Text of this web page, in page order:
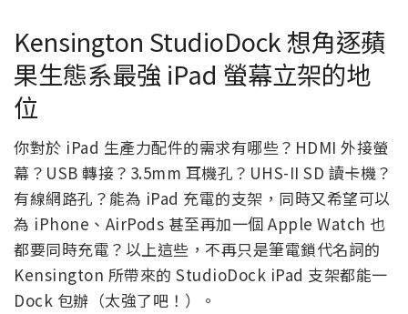
Kensington StudioDock 想角逐蘋
果生態系最強 iPad 螢幕立架的地
位
你對於 iPad 生產力配件的需求有哪些？HDMI 外接螢
幕？USB 轉接？3.5mm 耳機孔？UHS-II SD 讀卡機？
有線網路孔？能為 iPad 充電的支架，同時又希望可以
為 iPhone、AirPods 甚至再加一個 Apple Watch 也
都要同時充電？以上這些，不再只是筆電鎖代名詞的
Kensington 所帶來的 StudioDock iPad 支架都能一
Dock 包辦（太強了吧！）。